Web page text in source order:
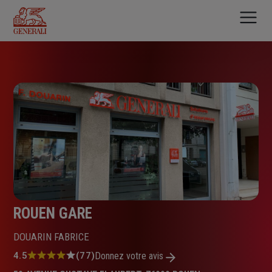
contenu
principal
ROUEN GARE
DOUARIN FABRICE
Note
4.5 (77)Donnez votre avis